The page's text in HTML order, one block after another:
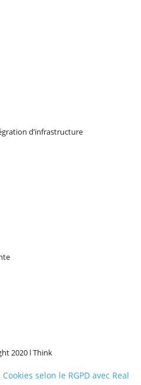
d’infrastructure
2020 l Think
selon le RGPD avec Real